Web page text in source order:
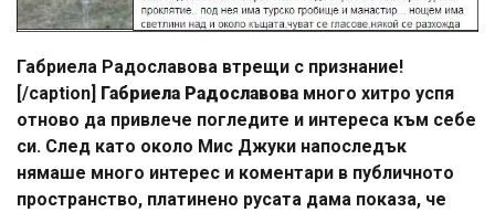
Габриела Радославова втрещи с признание!
[/caption]
Габриела Радославова много хитро успя
отново да привлече погледите и интереса към себе
си. След като около Мис Джуки напоследък
нямаше много интерес и коментари в публичното
пространство, платинено русата дама показа, че